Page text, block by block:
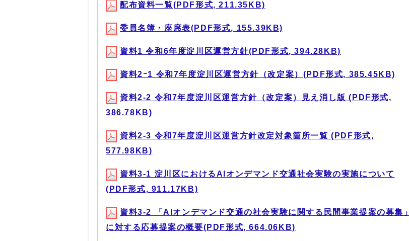
配布資料一覧(PDF形式, 211.35KB)
委員名簿・座席表(PDF形式, 155.39KB)
資料1 令和6年度淀川区運営方針(PDF形式, 394.28KB)
資料2ｰ1 令和7年度淀川区運営方針（改定案）(PDF形式, 385.45KB)
資料2-2 令和7年度淀川区運営方針（改定案）見え消し版 (PDF形式,
386.78KB)
資料2-3 令和7年度淀川区運営方針改定対象箇所一覧 (PDF形式,
577.98KB)
資料3-1 淀川区におけるAIオンデマンド交通社会実験の実施について
(PDF形式, 911.17KB)
資料3-2 「AIオンデマンド交通の社会実験に関する民間事業提案の募集」
に対する応募提案の概要(PDF形式, 664.06KB)